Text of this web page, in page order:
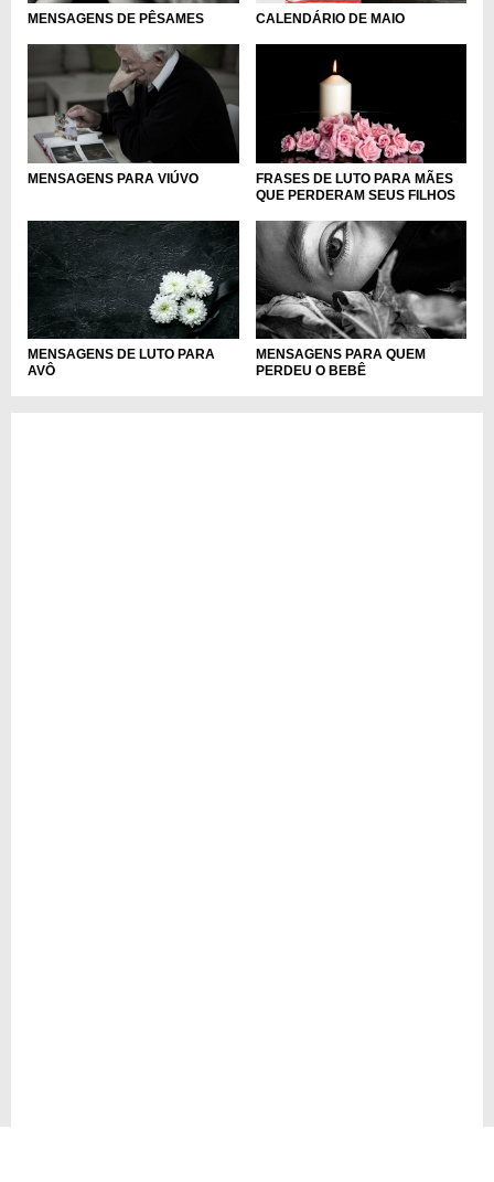
MENSAGENS DE PÊSAMES CALENDÁRIO DE MAIO
MENSAGENS PARA VIÚVO
FRASES DE LUTO PARA MÃES
QUE PERDERAM SEUS FILHOS
MENSAGENS DE LUTO PARA
AVÔ
MENSAGENS PARA QUEM
PERDEU O BEBÊ